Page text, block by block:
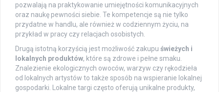
pozwalają na praktykowanie umiejętności komunikacyjnych
oraz naukę pewności siebie. Te kompetencje są nie tylko
przydatne w handlu, ale również w codziennym życiu, na
przykład w pracy czy relacjach osobistych.
Drugą istotną korzyścią jest możliwość zakupu świeżych i
lokalnych produktów, które są zdrowe i pełne smaku.
Znalezienie ekologicznych owoców, warzyw czy rękodzieła
od lokalnych artystów to także sposób na wspieranie lokalnej
gospodarki. Lokalne targi często oferują unikalne produkty,